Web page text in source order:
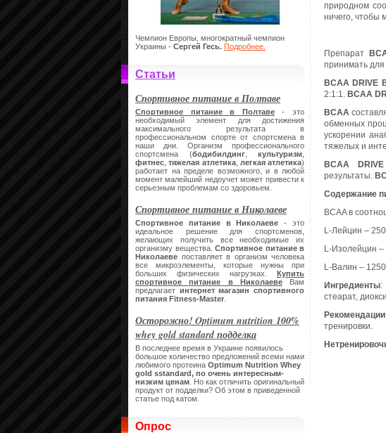
Чемпион Европы, многократный чемпион
Украины - Сергей Гесь. Подробнее.
Статьи
Спортивное питание в Полтаве
Спортивное питание в Полтаве- это
необходимый элемент для достижения
максимального результата в
профессиональном спорте от спортсмена в
наши дни. Организм профессионального
спортсмена (бодибилдинг, культуризм
фитнес ,тяжелая атлетика, легкая атлетика)
работает на пределе возможного, и в любой
момент малейший недоучет может привести к
серьезным проблемам со здоровьем.
Спортивное питание в Николаеве
Спортивное питание в Николаеве - это
идеальное решение для спортсменов,
желающих получить все необходимые их
организму вещества. Спортивное питание в
Николаеве поставляет в организм человека
все микроэлементы, которые нужны при
больших физических нагрузках. Купить
спортивное питание в НиколаевеВам
предлагает интернет магазин спортивного
питания Fitness-Master
Осторожно! Optimum nutrition 100%
whey gold standard подделка
В последнее время в Украине появилось
большое количество предложений всеми нами
любимого протеина Optimum Nutrition Whey
gold sstandard, по очень интересным-
низким ценам . Но как отличить оригинальный
продукт от подделки? Об этом в приведенной
статье под катом.
Опрос
природном
ничего, чтобы
Препарат
принимать для
BCAA DRIVE
2:1:1. BCAA
ВСАА
обменных
ускорении
тяжелых и
BCAA
результаты.
Содержание
BCAA в
L-Лейцин –
L-Изолейцин –
L-Валин –
Ингредиенты:
стеарат,
тренировки.